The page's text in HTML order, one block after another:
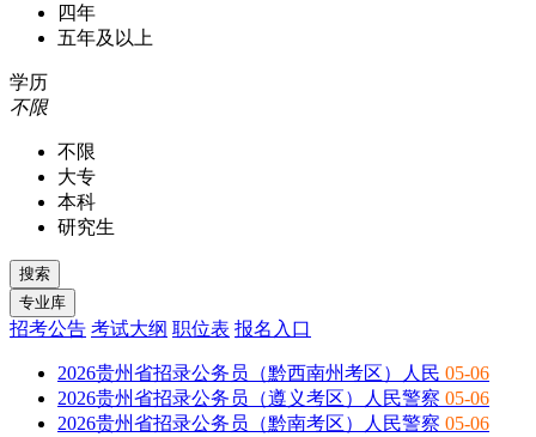
四年
五年及以上
学历
不限
不限
大专
本科
研究生
招考公告 考试大纲 职位表 报名入口
2026贵州省招录公务员（黔西南州考区）人民 05-06
2026贵州省招录公务员（遵义考区）人民警察 05-06
2026贵州省招录公务员（黔南考区）人民警察 05-06